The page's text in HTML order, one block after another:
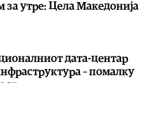
утре: Цела Македонија
дата-центар
– помалку